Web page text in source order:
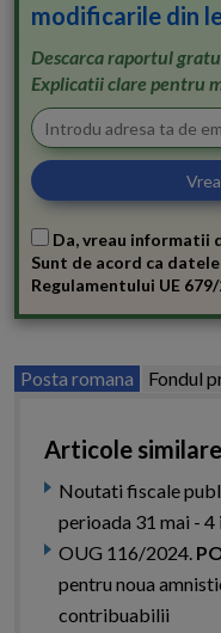
modificarile din
Descarca raportul
Explicatii clare pentru
Da, vreau informatii
Sunt de acord ca
Regulamentului UE
Posta romana Fondul
Articole similare
Noutati fiscale
perioada 31 mai - 4
OUG 116/2024.
pentru noua
contribuabilii